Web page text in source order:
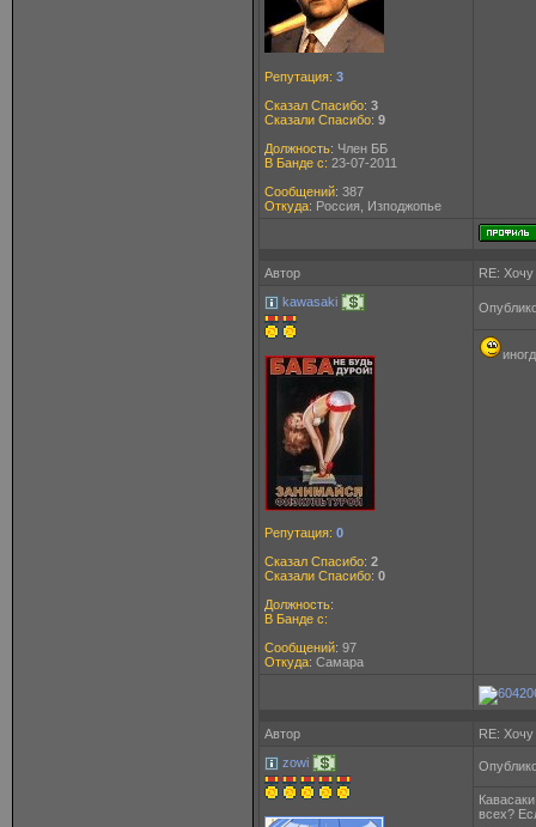
Репутация: 3
Сказал Спасибо: 3
Сказали Спасибо: 9
Должность: Член ББ
В Банде с: 23-07-2011
Сообщений: 387
Откуда: Россия, Изподжопье
Автор
RE: Хочу
kawasaki
Репутация: 0
Сказал Спасибо: 2
Сказали Спасибо: 0
Должность:
В Банде с:
Сообщений: 97
Откуда: Самара
Автор
RE: Хочу
zowi
всех?